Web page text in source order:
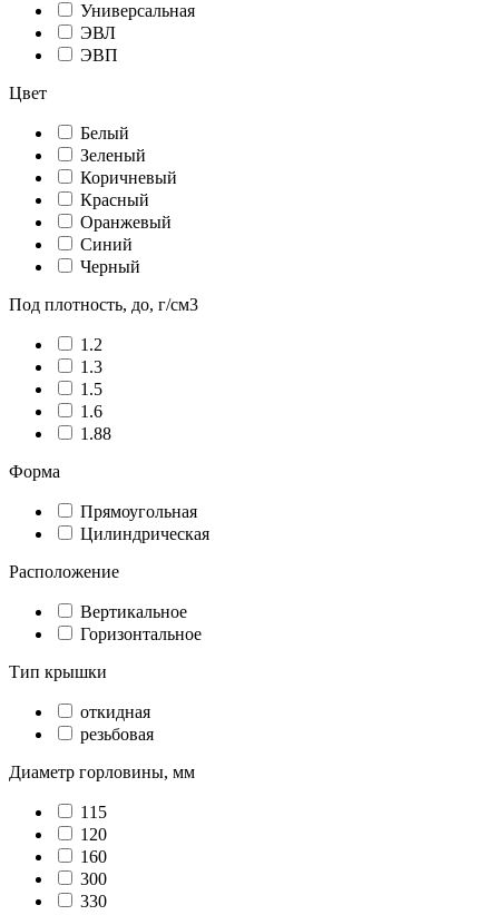
Универсальная
ЭВЛ
ЭВП
Цвет
Белый
Зеленый
Коричневый
Красный
Оранжевый
Синий
Черный
Под плотность, до, г/см3
1.2
1.3
1.5
1.6
1.88
Форма
Прямоугольная
Цилиндрическая
Расположение
Вертикальное
Горизонтальное
Тип крышки
откидная
резьбовая
Диаметр горловины, мм
115
120
160
300
330